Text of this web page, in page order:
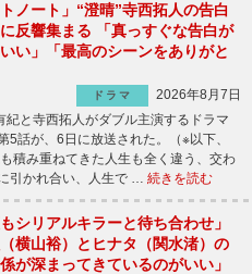
トノート」“澄晴”寺西拓人の告白
反響集まる 「真っすぐな告白が
い」「最高のシーンをありがと
ドラマ
2026年8月7日
と寺西拓人がダブル主演するドラマ
5話が、6日に放送された。（※以下、
み重ねてきた人生も全く違う、交わ
引かれ合い、人生で … 続きを読む
もシリアルキラーと待ち合わせ」
（横山裕）とヒナタ（関水渚）の
が深まってきているのがいい」